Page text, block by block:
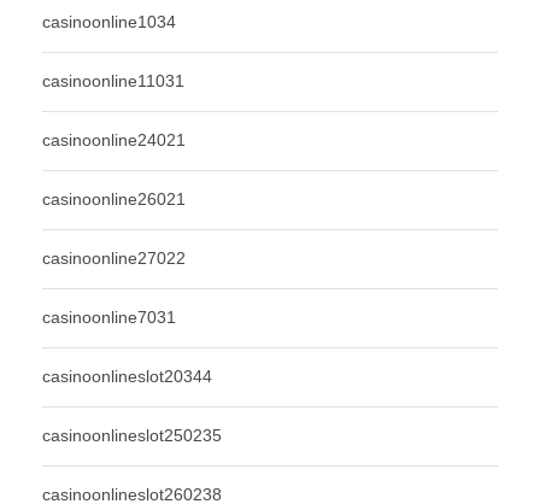
casinoonline1034
casinoonline11031
casinoonline24021
casinoonline26021
casinoonline27022
casinoonline7031
casinoonlineslot20344
casinoonlineslot250235
casinoonlineslot260238